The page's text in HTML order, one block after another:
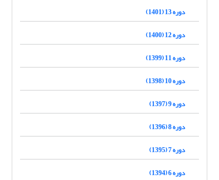
دوره 13 (1401)
دوره 12 (1400)
دوره 11 (1399)
دوره 10 (1398)
دوره 9 (1397)
دوره 8 (1396)
دوره 7 (1395)
دوره 6 (1394)